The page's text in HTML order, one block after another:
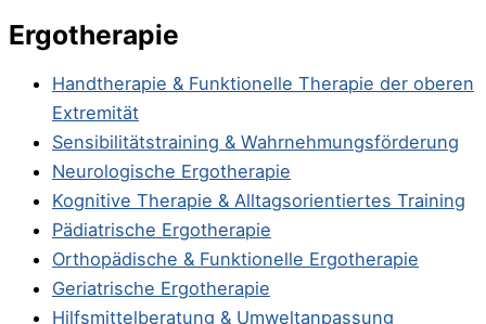
Ergotherapie
Handtherapie & Funktionelle Therapie der oberen
Extremität
Sensibilitätstraining & Wahrnehmungsförderung
Neurologische Ergotherapie
Kognitive Therapie & Alltagsorientiertes Training
Pädiatrische Ergotherapie
Orthopädische & Funktionelle Ergotherapie
Geriatrische Ergotherapie
Hilfsmittelberatung & Umweltanpassung